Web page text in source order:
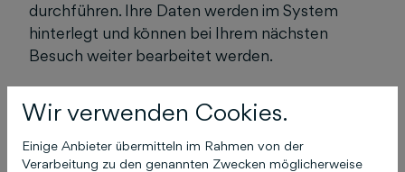
durchführen. Ihre Daten werden im System
hinterlegt und können bei Ihrem nächsten
Besuch weiter bearbeitet werden.
Das könnte Sie auch
Wir verwenden Cookies.
Einige Anbieter übermitteln im Rahmen von der
Verarbeitung zu den genannten Zwecken möglicherweise